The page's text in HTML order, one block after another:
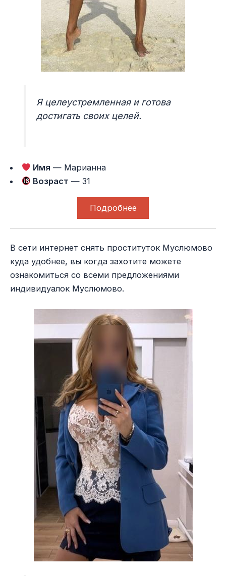
Я целеустремленная и готова
достигать своих целей.
Имя — Марианна
Возраст — 31
Подробнее
В сети интернет снять проституток Муслюмово
куда удобнее, вы когда захотите можете
ознакомиться со всеми предложениями
индивидуалок Муслюмово.